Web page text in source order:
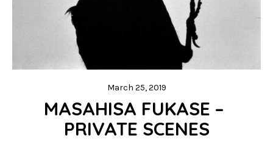
March 25, 2019
MASAHISA FUKASE –
PRIVATE SCENES